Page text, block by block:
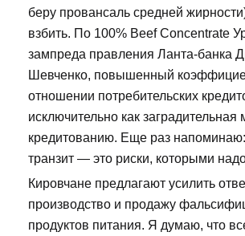
беру провансаль средней
взбить. По 100% Beef Concentrate
зампреда правления Ланта-банка
Шевченко, повышенный
отношении потребительских
исключительно как заградительная
кредитованию. Еще раз напоминаю:
транзит — это риски, которыми
Кировчане предлагают усилить
производство и продажу
продуктов питания. Я думаю, что